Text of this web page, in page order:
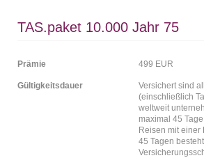
TAS.paket 10.000 Jahr 75
Prämie 499 EUR
Gültigkeitsdauer
Versichert sind
(einschließlich
weltweit
maximal 45
Reisen mit einer
45 Tagen besteht